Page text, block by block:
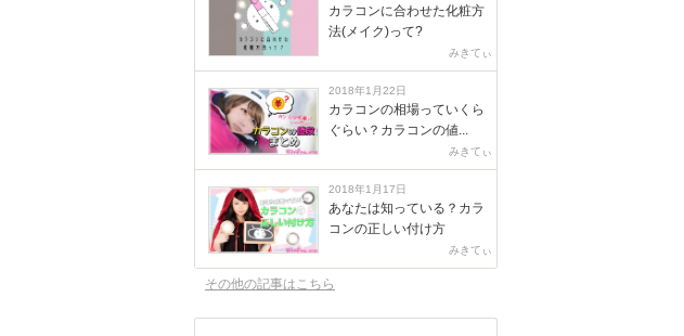
カラコンに合わせた化粧方
法(メイク)って?
みきてぃ
2018年1月22日
カラコンの相場っていくら
ぐらい？カラコンの値...
みきてぃ
2018年1月17日
あなたは知っている？カラ
コンの正しい付け方
みきてぃ
その他の記事はこちら